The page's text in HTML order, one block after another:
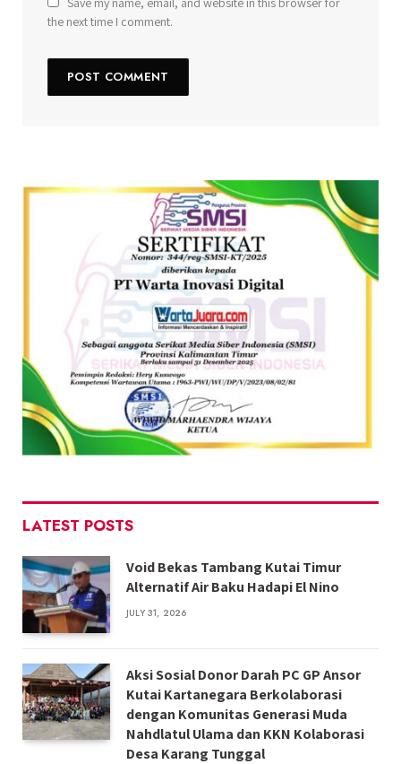
the next time I comment.
LATEST POSTS
Void Bekas Tambang Kutai Timur
Alternatif Air Baku Hadapi El Nino
JULY 31, 2026
Aksi Sosial Donor Darah PC GP Ansor
Kutai Kartanegara Berkolaborasi
dengan Komunitas Generasi Muda
Nahdlatul Ulama dan KKN Kolaborasi
Desa Karang Tunggal